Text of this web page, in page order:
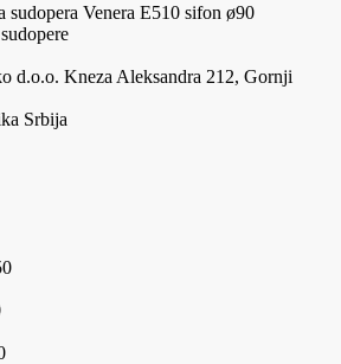
sudopera Venera E510 sifon ø90
d.o.o. Kneza Aleksandra 212, Gornji
Srbija